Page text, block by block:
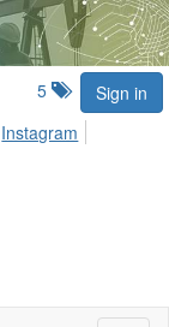
Sign in
5
Instagram